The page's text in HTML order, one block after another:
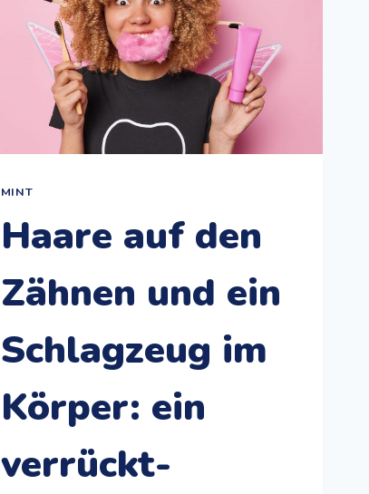
MINT
Haare auf den
Zähnen und ein
Schlagzeug im
Körper: ein
verrückt-